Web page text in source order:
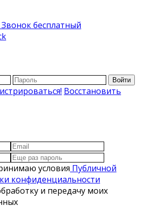
Звонок бесплатный
Войти
Восстановить
условия Публичной
конфиденциальности
и передачу моих